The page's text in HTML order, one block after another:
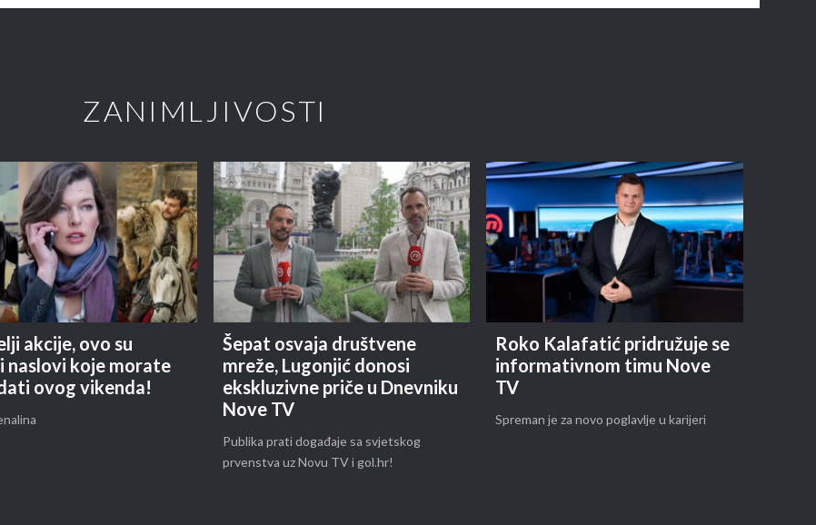
ZANIMLJIVOSTI
akcije, ovo su
naslovi koje morate
ovog vikenda!
Šepat osvaja društvene
mreže, Lugonjić donosi
ekskluzivne priče u Dnevniku
Nove TV
Publika prati događaje sa svjetskog
prvenstva uz Novu TV i gol.hr!
Roko Kalafatić pridružuje se
informativnom timu Nove
TV
Spreman je za novo poglavlje u karijeri